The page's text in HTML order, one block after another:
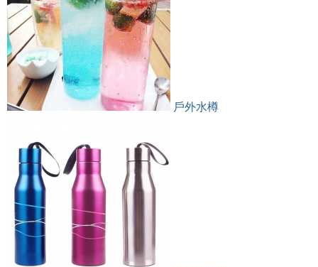
戶外水樽